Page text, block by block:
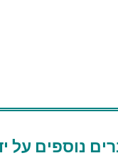
נוספים על